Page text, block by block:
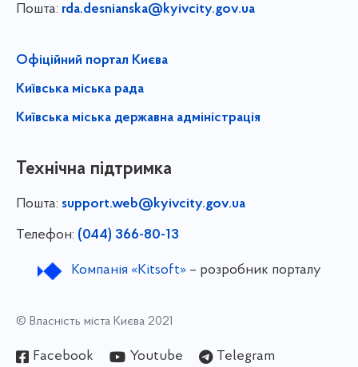
Пошта: rda.desnianska@kyivcity.gov.ua
Офіційний портал Києва
Київська міська рада
Київська міська державна адміністрація
Технічна підтримка
Пошта: support.web@kyivcity.gov.ua
Телефон: (044) 366-80-13
Компанія «Kitsoft»– розробник порталу
© Власність міста Києва 2021
Facebook Youtube Telegram